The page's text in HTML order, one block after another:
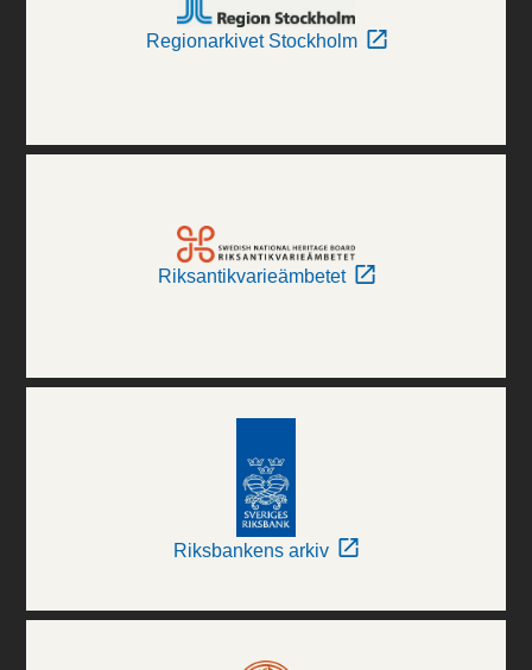
Regionarkivet Stockholm
Riksantikvarieämbetet
Riksbankens arkiv